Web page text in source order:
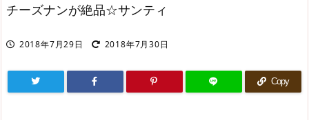
チーズナンが絶品☆サンティ
2018年7月29日 2018年7月30日
Copy